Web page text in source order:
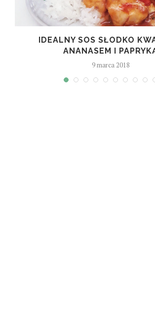
IDEALNY SOS SŁODKO
ANANASEM I
9 marca 2018